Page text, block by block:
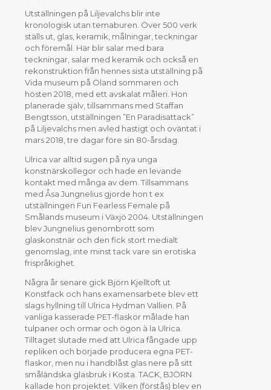
Utställningen på Liljevalchs blir inte
kronologisk utan temaburen. Över 500 verk
ställs ut, glas, keramik, målningar, teckningar
och föremål. Här blir salar med bara
teckningar, salar med keramik och också en
rekonstruktion från hennes sista utställning på
Vida museum på Öland sommaren och
hösten 2018, med ett avskalat måleri. Hon
planerade själv, tillsammans med Staffan
Bengtsson, utställningen ”En Paradisattack”
på Liljevalchs men avled hastigt och oväntat i
mars 2018, tre dagar före sin 80-årsdag.
Ulrica var alltid sugen på nya unga
konstnärskollegor och hade en levande
kontakt med många av dem. Tillsammans
med Åsa Jungnelius gjorde hon t ex
utställningen Fun Fearless Female på
Smålands museum i Växjö 2004. Utställningen
blev Jungnelius genombrott som
glaskonstnär och den fick stort medialt
genomslag, inte minst tack vare sin erotiska
frispråkighet.
Några år senare gick Björn Kjelltoft ut
Konstfack och hans examensarbete blev ett
slags hyllning till Ulrica Hydman Vallien. På
vanliga kasserade PET-flaskor målade han
tulpaner och ormar och ögon à la Ulrica.
Tilltaget slutade med att Ulrica fångade upp
repliken och började producera egna PET-
flaskor, men nu i handblåst glas nere på sitt
småländska glasbruk i Kosta. TACK, BJÖRN
kallade hon projektet. Vilken (förstås) blev en